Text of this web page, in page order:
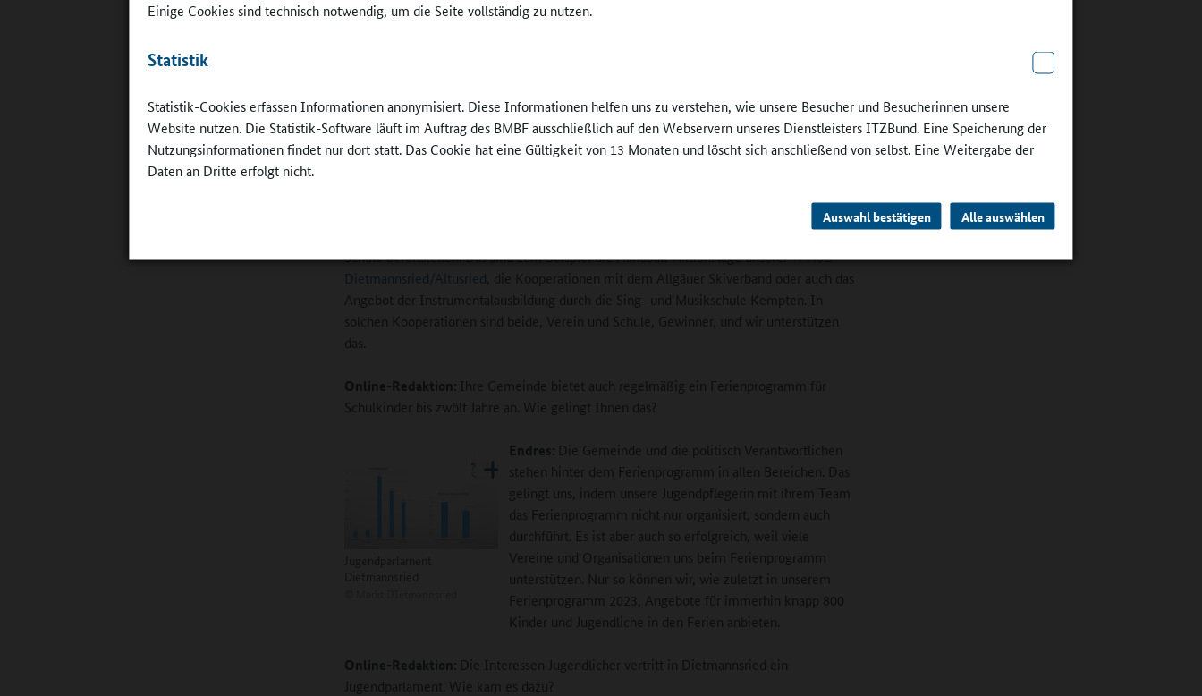
Einige Cookies sind technisch notwendig, um die Seite vollständig zu nutzen.
Statistik
Statistik-Cookies erfassen Informationen anonymisiert. Diese Informationen helfen uns zu verstehen, wie unsere Besucher und Besucherinnen unsere
Website nutzen. Die Statistik-Software läuft im Auftrag des BMBF ausschließlich auf den Webservern unseres Dienstleisters ITZBund. Eine Speicherung der
Nutzungsinformationen findet nur dort statt. Das Cookie hat eine Gültigkeit von 13 Monaten und löscht sich anschließend von selbst. Eine Weitergabe der
Daten an Dritte erfolgt nicht.
Auswahl bestätigen Alle auswählen
Ferienprogramm für fast 800
Kinder und Jugendliche
Endres:Die Kooperation von Vereinen, Schule und
Schule müssen und wollen sicherstellen, dass die oftmals
am frühen Nachmittag beginnenden Vereinsangebote trotz
der Ganztags- und Mittagsbetreuung in der Schule weiter
Umgekehrt sind wir froh und dankbar, dass die Vereine auch gezielt Angebote für die
Schule bereitstellen. Das sind zum Beispiel die Handball-Aktionstage unserer
HSG
Dietmannsried/Altusried , die Kooperationen mit dem Allgäuer Skiverband oder auch das
Angebot der Instrumentalausbildung durch die Sing- und Musikschule Kempten. In
solchen Kooperationen sind beide, Verein und Schule, Gewinner, und wir unterstützen
das.
Online-Redaktion: Ihre Gemeinde bietet auch regelmäßig ein Ferienprogramm für
Schulkinder bis zwölf Jahre an. Wie gelingt Ihnen das?
Endres: Die Gemeinde und die politisch Verantwortlichen
stehen hinter dem Ferienprogramm in allen Bereichen. Das
gelingt uns, indem unsere Jugendpflegerin mit ihrem Team
das Ferienprogramm nicht nur organisiert, sondern auch
durchführt. Es ist aber auch so erfolgreich, weil viele
Vereine und Organisationen uns beim Ferienprogramm
unterstützen. Nur so können wir, wie zuletzt in unserem
Ferienprogramm 2023, Angebote für immerhin knapp 800
Kinder und Jugendliche in den Ferien anbieten.
Online-Redaktion: Die Interessen Jugendlicher vertritt in Dietmannsried ein
Jugendparlament. Wie kam es dazu?